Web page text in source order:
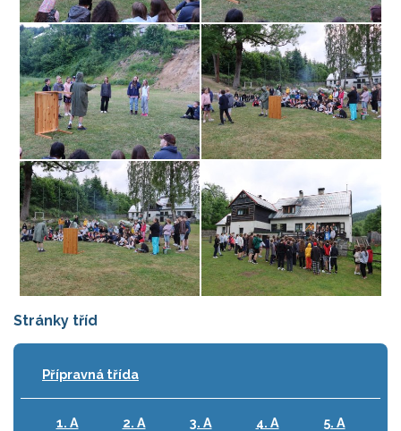
Stránky tříd
Přípravná třída
1. A 2. A 3. A 4. A 5. A